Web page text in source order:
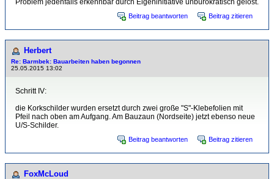
Problem jedenfalls erkennbar durch Eigeninitiative unbürokratisch gelöst.
Beitrag beantworten Beitrag zitieren
Herbert
Re: Barmbek: Bauarbeiten haben begonnen
25.05.2015 13:02
Schritt IV:
die Korkschilder wurden ersetzt durch zwei große "S"-Klebefolien mit
Pfeil nach oben am Aufgang. Am Bauzaun (Nordseite) jetzt ebenso neue
U/S-Schilder.
Beitrag beantworten Beitrag zitieren
FoxMcLoud